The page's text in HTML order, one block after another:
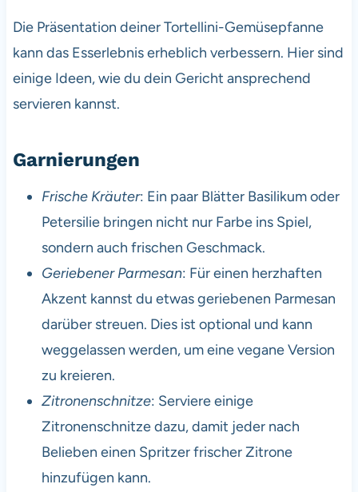
Die Präsentation deiner Tortellini-Gemüsepfanne
kann das Esserlebnis erheblich verbessern. Hier sind
einige Ideen, wie du dein Gericht ansprechend
servieren kannst.
Garnierungen
Frische Kräuter: Ein paar Blätter Basilikum oder
Petersilie bringen nicht nur Farbe ins Spiel,
sondern auch frischen Geschmack.
Geriebener Parmesan: Für einen herzhaften
Akzent kannst du etwas geriebenen Parmesan
darüber streuen. Dies ist optional und kann
weggelassen werden, um eine vegane Version
zu kreieren.
Zitronenschnitze: Serviere einige
Zitronenschnitze dazu, damit jeder nach
Belieben einen Spritzer frischer Zitrone
hinzufügen kann.